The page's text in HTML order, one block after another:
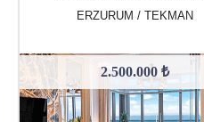
DAİRE
ERZURUM / TEKMAN
2.500.000 ₺